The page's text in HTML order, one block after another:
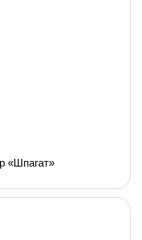
«Шпагат»